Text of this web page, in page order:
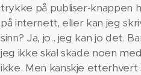
trykke på publiser-knappen
på internett, eller kan jeg
sinn? Ja, jo.. jeg kan jo det.
jeg ikke skal skade noen
ikke. Men kanskje